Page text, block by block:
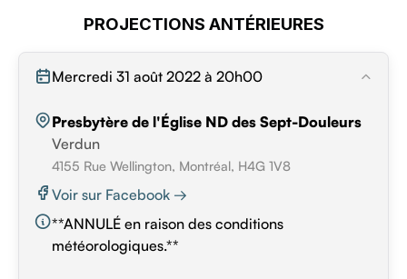
PROJECTIONS ANTÉRIEURES
Mercredi 31 août 2022 à 20h00
Presbytère de l'Église ND des Sept-Douleurs
Verdun
4155 Rue Wellington, Montréal, H4G 1V8
Voir sur Facebook →
**ANNULÉ en raison des conditions
météorologiques.**